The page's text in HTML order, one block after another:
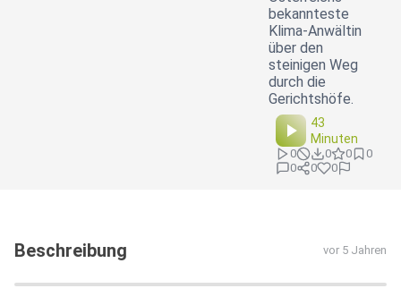
bekannteste
Klima-Anwältin
über den
steinigen Weg
durch die
Gerichtshöfe.
43
Minuten
0 0 0
0
0
0 0
Beschreibung vor 5 Jahren